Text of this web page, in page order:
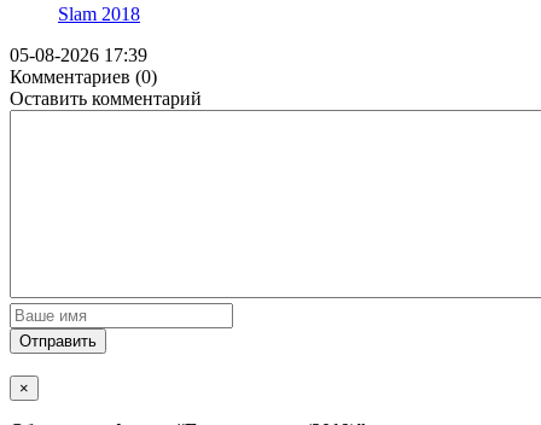
Slam 2018
05-08-2026 17:39
Комментариев (0)
Оставить комментарий
Отправить
×